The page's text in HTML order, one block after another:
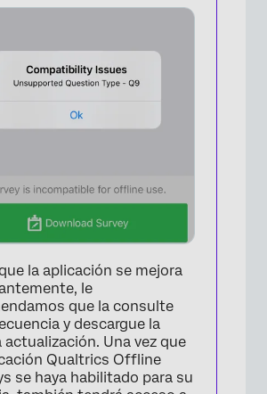
la aplicación se mejora
le
que la consulte
y descargue la
actualización. Una vez que
Qualtrics Offline
se haya habilitado para su